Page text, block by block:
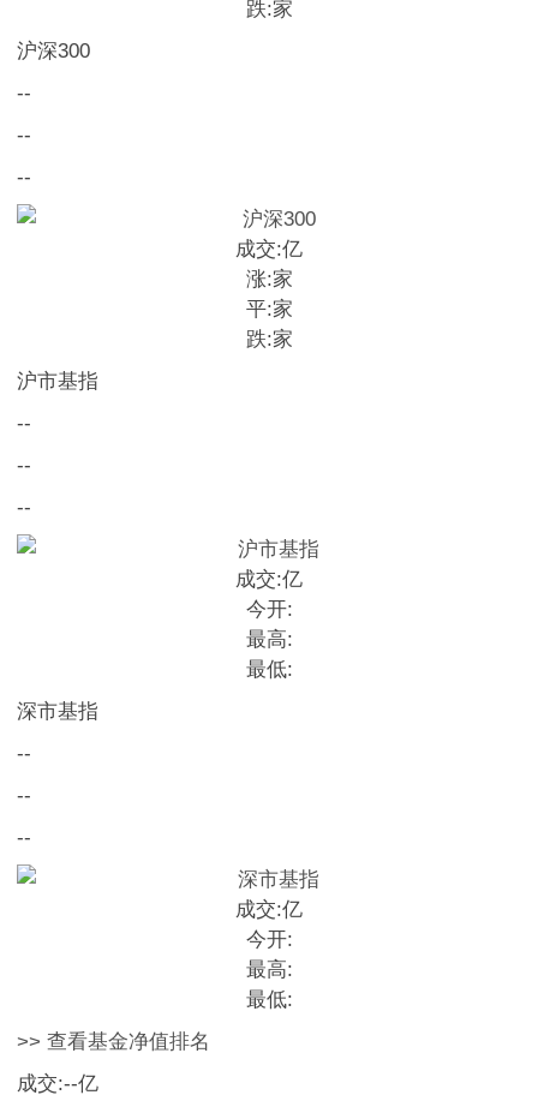
跌:家
沪深300
--
--
--
成交:亿
涨:家
平:家
跌:家
沪市基指
--
--
--
成交:亿
今开:
最高:
最低:
深市基指
--
--
--
成交:亿
今开:
最高:
最低:
>> 查看基金净值排名
成交:--亿